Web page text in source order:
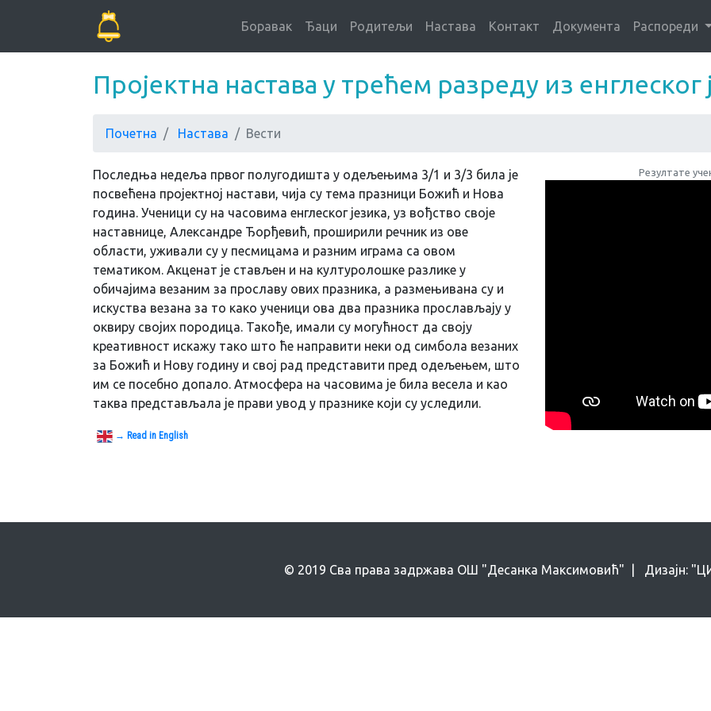
Боравак Ђаци Родитељи Настава Контакт Документа Распореди
Пројектна настава у трећем разреду из енглеског
Почетна Настава Вести
Последња недеља првог полугодишта у одељењима 3/1 и 3/3 била је
посвећена пројектној настави, чија су тема празници Божић и Нова
година. Ученици су на часовима енглеског језика, уз вођство своје
наставнице, Александре Ђорђевић, проширили речник из ове
области, уживали су у песмицама и разним играма са овом
тематиком. Акценат је стављен и на културолошке разлике у
обичајима везаним за прославу ових празника, а размењивана су и
искуства везана за то како ученици ова два празника прослављају у
оквиру својих породица. Такође, имали су могућност да своју
креативност искажу тако што ће направити неки од симбола везаних
за Божић и Нову годину и свој рад представити пред одељењем, што
им се посебно допало. Атмосфера на часовима је била весела и као
таква представљала је прави увод у празнике који су уследили.
→ Read in English
Резултате
© 2019 Сва права задржава ОШ "Десанка Максимовић" | Дизајн: